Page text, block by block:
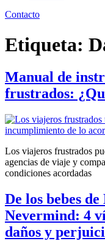
Contacto
Etiqueta:
Manual de
frustrados:
Los viajeros frustrados
agencias de viaje y
condiciones acordadas
De los bebes
Nevermind: 4
daños y